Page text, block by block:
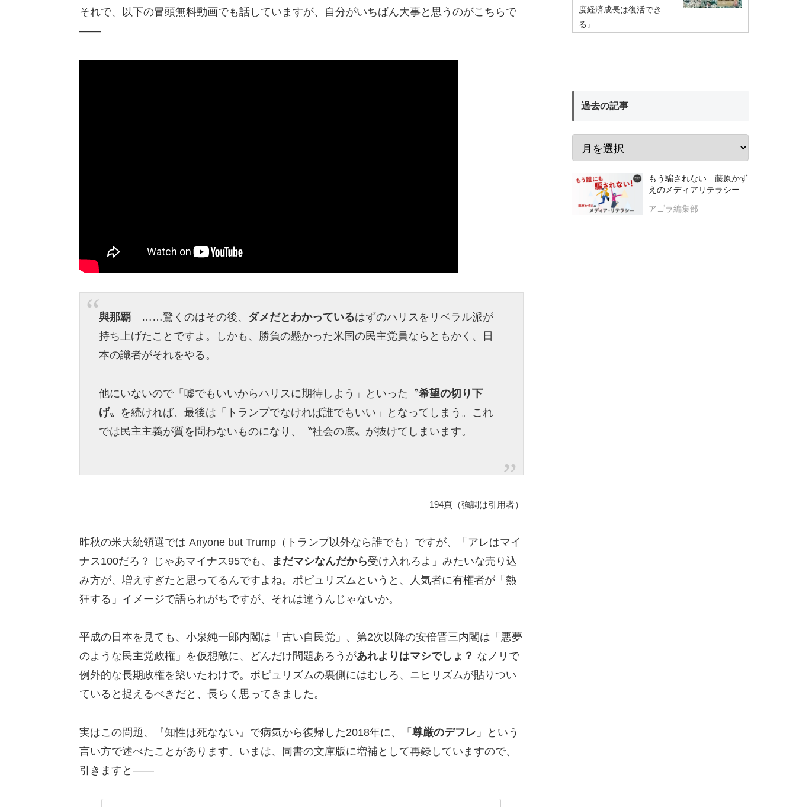
それで、以下の冒頭無料動画でも話していますが、自分がいちばん大事と思うのがこちらで
――
與那覇 ……驚くのはその後、 ダメだとわかっているはずのハリスをリベラル派が
持ち上げたことですよ。しかも、勝負の懸かった米国の民主党員ならともかく、日
本の識者がそれをやる。
他にいないので「嘘でもいいからハリスに期待しよう」といった〝希望の切り下
げ〟を続ければ、最後は「トランプでなければ誰でもいい」となってしまう。これ
では民主主義が質を問わないものになり、〝社会の底〟が抜けてしまいます。
194頁（強調は引用者）
昨秋の米大統領選では Anyone but Trump（トランプ以外なら誰でも）ですが、「アレはマイ
ナス100だろ？ じゃあマイナス95でも、
まだマシなんだから受け入れろよ」みたいな売り込
み方が、増えすぎたと思ってるんですよね。ポピュリズムというと、人気者に有権者が「熱
狂する」イメージで語られがちですが、それは違うんじゃないか。
平成の日本を見ても、小泉純一郎内閣は「古い自民党」、第2次以降の安倍晋三内閣は「悪夢
のような民主党政権」を仮想敵に、どんだけ問題あろうがあれよりはマシでしょ？ なノリで
例外的な長期政権を築いたわけで。ポピュリズムの裏側にはむしろ、ニヒリズムが貼りつい
ていると捉えるべきだと、長らく思ってきました。
実はこの問題、『知性は死なない』で病気から復帰した2018年に、「 尊厳のデフレ 」という
言い方で述べたことがあります。いまは、同書の文庫版に増補として再録していますので、
引きますと――
度経済成長は復活でき
る』
過去の記事
もう騙されない 藤原かず
えのメディアリテラシー
アゴラ編集部